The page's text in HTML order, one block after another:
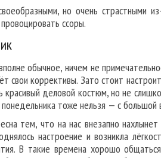
но очень страстными
ссоры.
обычное, ничем не
свои коррективы. Зато стоит
красивый деловой костюм, но не
тоже нельзя — с
тем, что на нас внезапно нахлынет
настроение и возникла
В такие времена хорошо